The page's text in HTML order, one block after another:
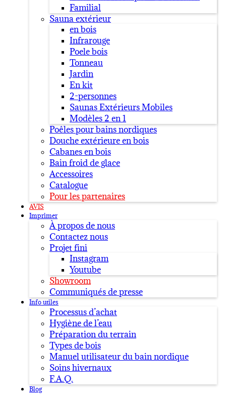
Familial
Sauna extérieur
en bois
Infrarouge
Poele bois
Tonneau
Jardin
En kit
2-personnes
Saunas Extérieurs Mobiles
Modèles 2 en 1
Poêles pour bains nordiques
Douche extérieure en bois
Cabanes en bois
Bain froid de glace
Accessoires
Catalogue
Pour les partenaires
AVIS
Imprimer
À propos de nous
Contactez nous
Projet fini
Instagram
Youtube
Showroom
Communiqués de presse
Info utiles
Processus d’achat
Hygiène de l’eau
Préparation du terrain
Types de bois
Manuel utilisateur du bain nordique
Soins hivernaux
F.A.Q.
Blog